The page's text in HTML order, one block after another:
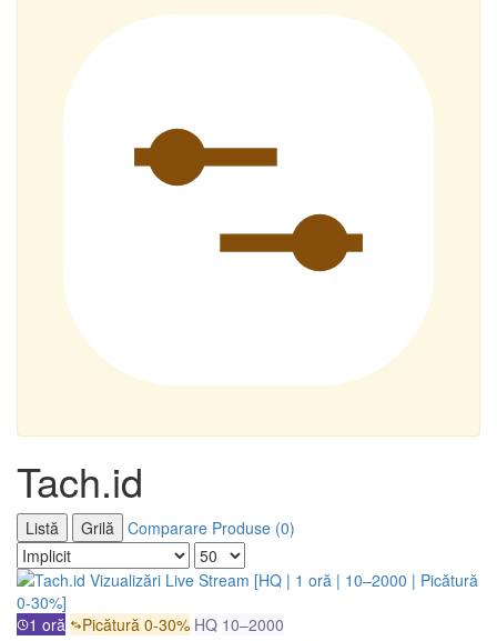
Tach.id
Listă Grilă Comparare Produse (0)
1 oră Picătură 0-30% HQ 10–2000